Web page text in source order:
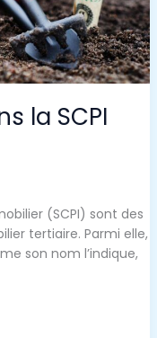
la SCPI
(SCPI) sont des
tertiaire. Parmi elle,
son nom l’indique,